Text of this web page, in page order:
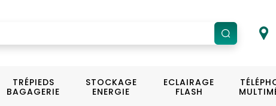
TRÉPIEDS
BAGAGERIE
STOCKAGE
ENERGIE
ECLAIRAGE
FLASH